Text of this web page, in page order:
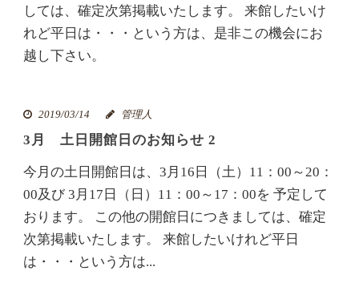
しては、確定次第掲載いたします。 来館したいけ
れど平日は・・・という方は、是非この機会にお
越し下さい。
2019/03/14 管理人
3月 土日開館日のお知らせ 2
今月の土日開館日は、3月16日（土）11：00～20：
00及び 3月17日（日）11：00～17：00を 予定して
おります。 この他の開館日につきましては、確定
次第掲載いたします。 来館したいけれど平日
は・・・という方は...